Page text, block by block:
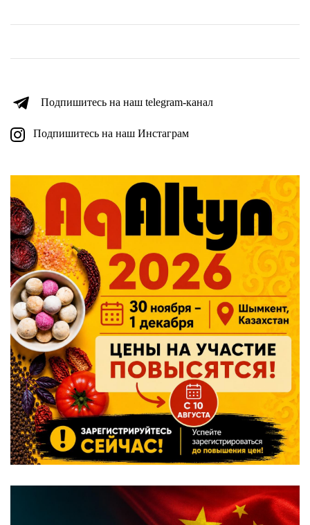
Подпишитесь на наш telegram-канал
Подпишитесь на наш Инстаграм